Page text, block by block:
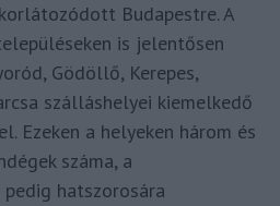
Budapestre. A
is jelentősen
Gödöllő, Kerepes,
szálláshelyei kiemelkedő
Ezeken a helyeken három és
száma, a
pedig hatszorosára